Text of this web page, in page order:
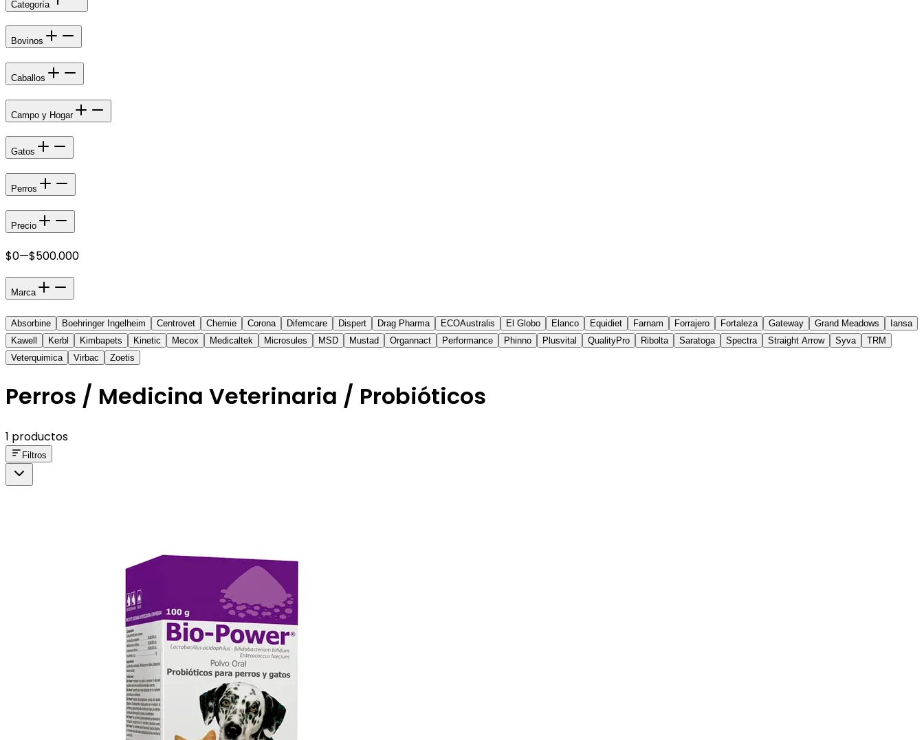
Categoría
Bovinos
Caballos
Campo y Hogar
Gatos
Perros
Precio
$0—$500.000
Marca
Absorbine Boehringer Ingelheim Centrovet Chemie Corona Difemcare Dispert Drag Pharma ECOAustralis El Globo Elanco Equidiet Farnam Forrajero Fortaleza Gateway Grand Meadows
Iansa
Kawell
Kerbl Kimbapets Kinetic Mecox Medicaltek Microsules MSD Mustad Organnact Performance Phinno Plusvital QualityPro Ribolta Saratoga Spectra Straight Arrow Syva
TRM
Veterquimica
Virbac Zoetis
Perros / Medicina Veterinaria / Probióticos
1 productos
Filtros